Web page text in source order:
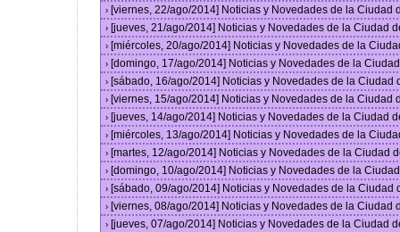
› [viernes, 22/ago/2014] Noticias y Novedades de la Ciudad
› [jueves, 21/ago/2014] Noticias y Novedades de la Ciudad
› [miércoles, 20/ago/2014] Noticias y Novedades de la
› [domingo, 17/ago/2014] Noticias y Novedades de la
› [sábado, 16/ago/2014] Noticias y Novedades de la Ciudad
› [viernes, 15/ago/2014] Noticias y Novedades de la Ciudad
› [jueves, 14/ago/2014] Noticias y Novedades de la Ciudad
› [miércoles, 13/ago/2014] Noticias y Novedades de la
› [martes, 12/ago/2014] Noticias y Novedades de la Ciudad
› [domingo, 10/ago/2014] Noticias y Novedades de la
› [sábado, 09/ago/2014] Noticias y Novedades de la Ciudad
› [viernes, 08/ago/2014] Noticias y Novedades de la Ciudad
› [jueves, 07/ago/2014] Noticias y Novedades de la Ciudad